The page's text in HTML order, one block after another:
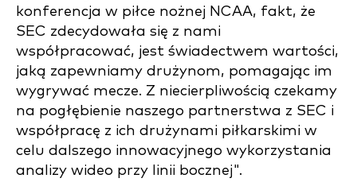
konferencja w piłce nożnej NCAA, fakt, że
SEC zdecydowała się z nami
współpracować, jest świadectwem wartości,
jaką zapewniamy drużynom, pomagając im
wygrywać mecze. Z niecierpliwością czekamy
na pogłębienie naszego partnerstwa z SEC i
współpracę z ich drużynami piłkarskimi w
celu dalszego innowacyjnego wykorzystania
analizy wideo przy linii bocznej".